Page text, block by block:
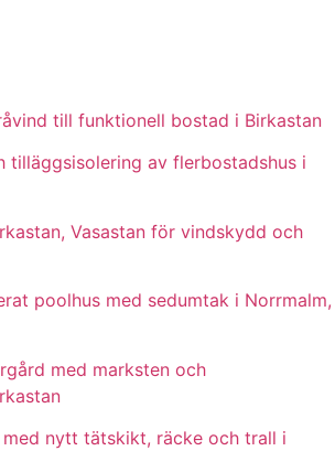
till funktionell bostad i Birkastan
tilläggsisolering av flerbostadshus i
Vasastan för vindskydd och
poolhus med sedumtak i Norrmalm,
med marksten och
med nytt tätskikt, räcke och trall i